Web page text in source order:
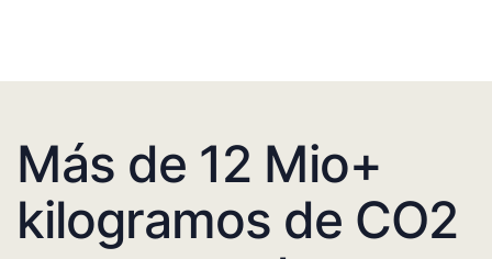
Más de 12 Mio+
kilogramos de CO2